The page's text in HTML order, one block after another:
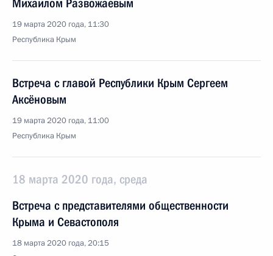
Михаилом Развожаевым
19 марта 2020 года, 11:30
Республика Крым
Встреча с главой Республики Крым Сергеем
Аксёновым
19 марта 2020 года, 11:00
Республика Крым
18 марта 2020 года, среда
Встреча с представителями общественности
Крыма и Севастополя
18 марта 2020 года, 20:15